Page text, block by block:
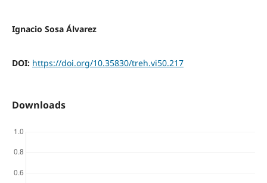
Ignacio Sosa Álvarez
DOI: https://doi.org/10.35830/treh.vi50.217
Downloads